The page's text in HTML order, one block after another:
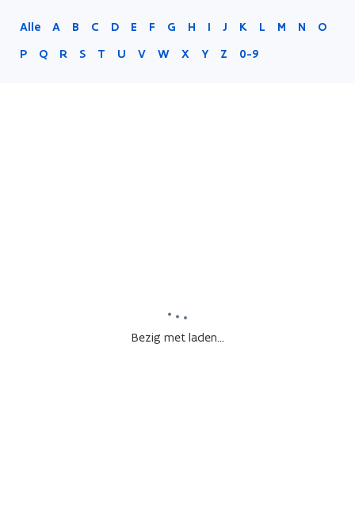
Alle A B C D E F G H I J K L M N
O
P
Q R S T U V W X Y Z 0-9
Bezig met laden...